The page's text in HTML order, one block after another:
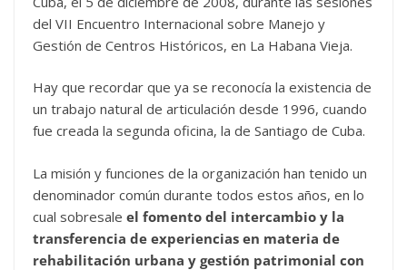
del VII Encuentro Internacional sobre Manejo y
Gestión de Centros Históricos, en La Habana Vieja.
Hay que recordar que ya se reconocía la existencia de
un trabajo natural de articulación desde 1996, cuando
fue creada la segunda oficina, la de Santiago de Cuba.
La misión y funciones de la organización han tenido un
denominador común durante todos estos años, en lo
cual sobresale el fomento del intercambio y la
transferencia de experiencias en materia de
rehabilitación urbana y gestión patrimonial con